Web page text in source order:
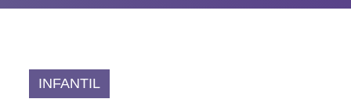
INFANTIL